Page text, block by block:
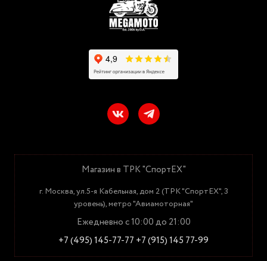
Магазин в ТРК "СпортЕХ"
г. Москва, ул.5-я Кабельная, дом 2 (ТРК "СпортЕХ", 3
уровень), метро "Авиамоторная"
Ежедневно с 10:00 до 21:00
+7 (495) 145-77-77 +7 (915) 145 77-99